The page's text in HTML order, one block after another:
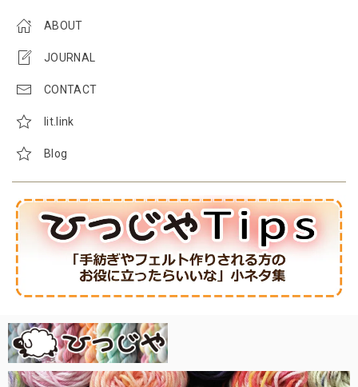
ABOUT
JOURNAL
CONTACT
lit.link
Blog